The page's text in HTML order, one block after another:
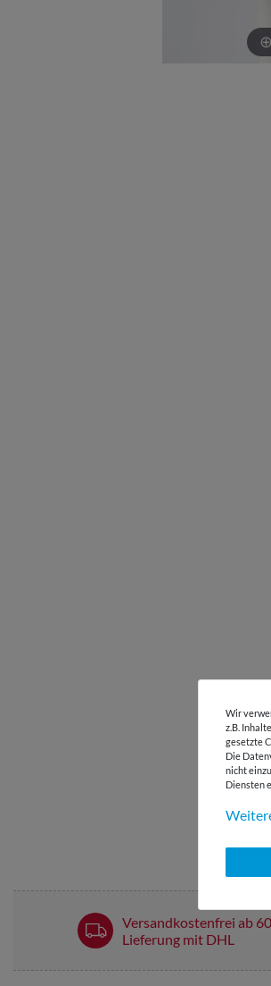
Versandkostenfrei ab
Lieferung mit DHL
Wir
z.B.
gesetzte
Die
nicht
Diensten